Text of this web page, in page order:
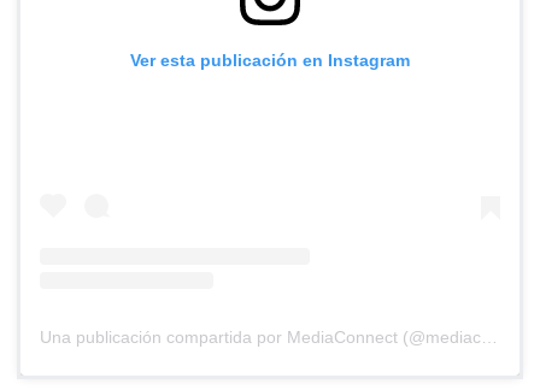
Ver esta publicación en Instagram